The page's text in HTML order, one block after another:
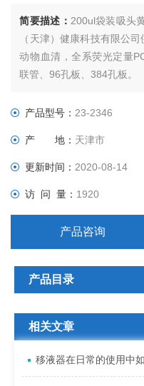
简要描述： 200ul袋装吸头
（天津）健康科技有限公
动物血清，全系荧光定量
联管、96孔板、384孔板。
产品型号：23-2346
产 地： 天津市
更新时间：2020-08-14
访 问 量： 1920
产品咨询
产品目录
相关文章
移液器在日常的使用中